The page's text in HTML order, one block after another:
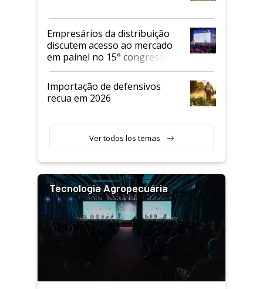
Empresários da distribuição
discutem acesso ao mercado
em painel no 15° congresso
Andav
Importação de defensivos
recua em 2026
Ver todos los temas
Tecnologia Agropecuária